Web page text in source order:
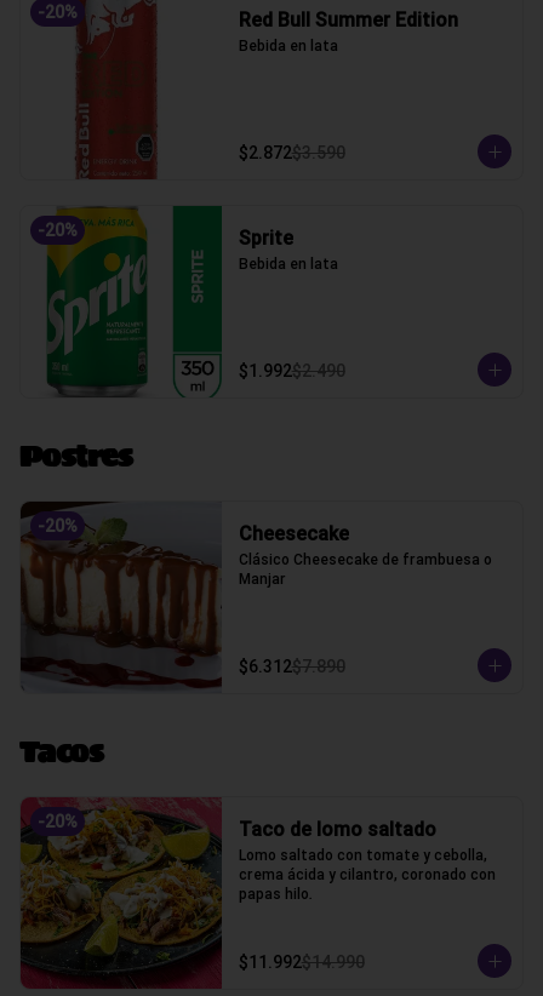
-20% Red Bull Summer Edition
Bebida en lata
$2.872$3.590
-20% Sprite
Bebida en lata
$1.992$2.490
Postres
-20% Cheesecake
Clásico Cheesecake de frambuesa o
Manjar
$6.312$7.890
Tacos
-20% Taco de lomo saltado
Lomo saltado con tomate y cebolla,
crema ácida y cilantro, coronado con
papas hilo.
$11.992$14.990